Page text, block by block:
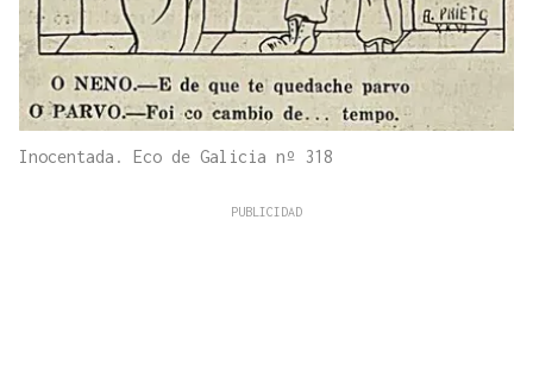
Inocentada. Eco de Galicia nº 318